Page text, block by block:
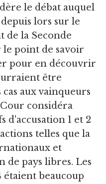
le débat auquel
lors sur le
de la Seconde
point de savoir
pour en découvrir
être
aux vainqueurs
considéra
d'accusation 1 et 2
telles que la
et
de pays libres. Les
étaient beaucoup